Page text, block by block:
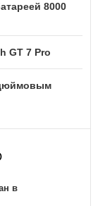
8000
GT 7 Pro
дюймовым
в